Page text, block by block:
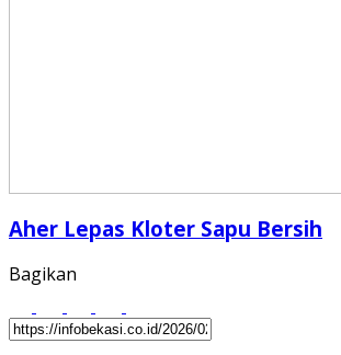
Aher Lepas Kloter Sapu Bersih
Bagikan